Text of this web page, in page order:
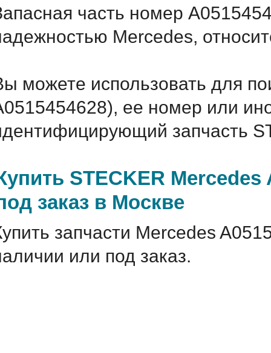
часть номер
Mercedes,
можете использовать для
ее номер или
запчасть
STECKER
заказ в Москве
запчасти Mercedes
или под заказ.